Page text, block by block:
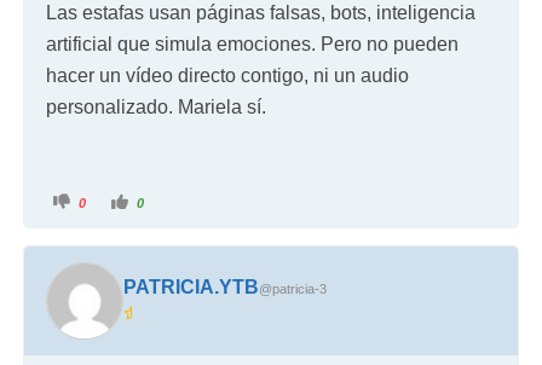
Las estafas usan páginas falsas, bots, inteligencia
artificial que simula emociones. Pero no pueden
hacer un vídeo directo contigo, ni un audio
personalizado. Mariela sí.
0 0
PATRICIA.YTB@patricia-3